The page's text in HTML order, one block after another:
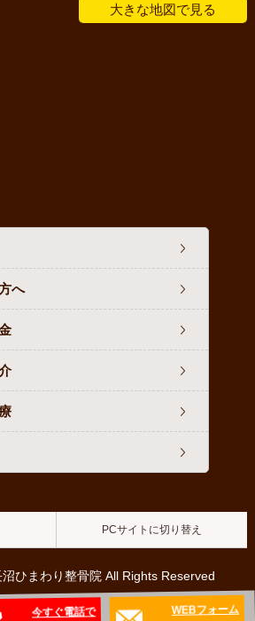
今すぐ電話で WEBフォーム
大きな地図で見る
へ
PCサイトに切り替え
ひまわり整骨院 All Rights Reserved